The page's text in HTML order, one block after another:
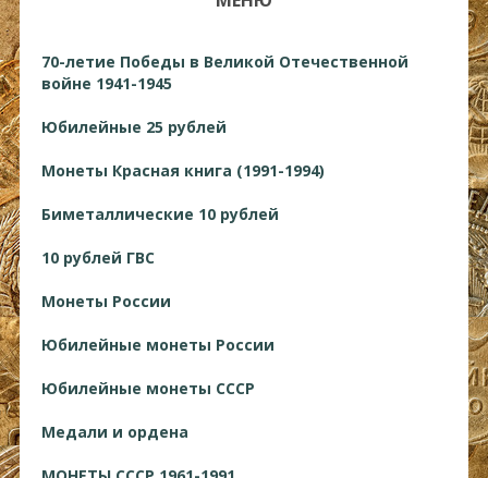
70-летие Победы в Великой Отечественной
войне 1941-1945
Юбилейные 25 рублей
Монеты Красная книга (1991-1994)
Биметаллические 10 рублей
10 рублей ГВС
Монеты России
Юбилейные монеты России
Юбилейные монеты СССР
Медали и ордена